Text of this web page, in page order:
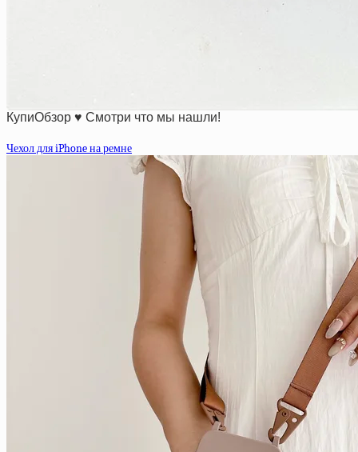
КупиОбзор ♥ Смотри что мы нашли!
Чехол для iPhone на ремне